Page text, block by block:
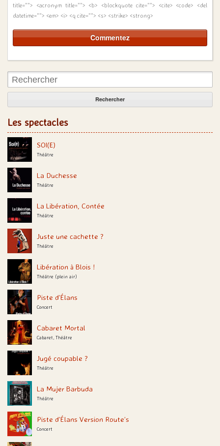
title=""> <acronym title=""> <b> <blockquote cite=""> <cite> <code> <del
datetime=""> <em> <i> <q cite=""> <s> <strike> <strong>
Rechercher:
Les spectacles
SOI(E)
Théâtre
La Duchesse
Théâtre
La Libération, Contée
Théâtre
Juste une cachette ?
Théâtre
Libération à Blois !
Théâtre (plein air)
Piste d’Élans
Concert
Cabaret Mortal
Cabaret, Théâtre
Jugé coupable ?
Théâtre
La Mujer Barbuda
Théâtre
Piste d’Élans Version Route’s
Concert